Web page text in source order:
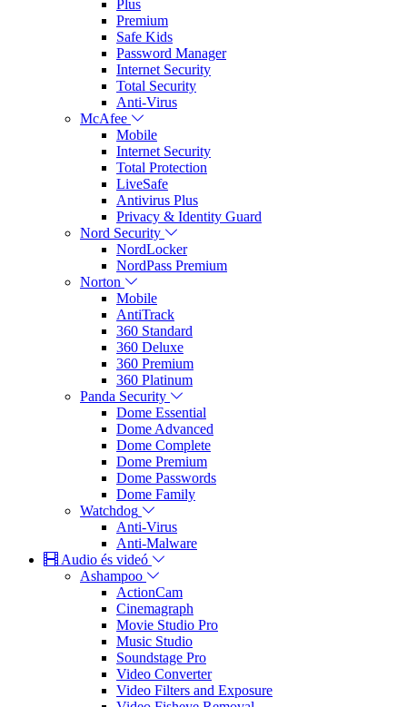
Plus
Premium
Safe Kids
Password Manager
Internet Security
Total Security
Anti-Virus
McAfee
Mobile
Internet Security
Total Protection
LiveSafe
Antivirus Plus
Privacy & Identity Guard
Nord Security
NordLocker
NordPass Premium
Norton
Mobile
AntiTrack
360 Standard
360 Deluxe
360 Premium
360 Platinum
Panda Security
Dome Essential
Dome Advanced
Dome Complete
Dome Premium
Dome Passwords
Dome Family
Watchdog
Anti-Virus
Anti-Malware
Audio és videó
Ashampoo
ActionCam
Cinemagraph
Movie Studio Pro
Music Studio
Soundstage Pro
Video Converter
Video Filters and Exposure